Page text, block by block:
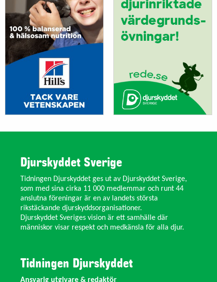
Djurskyddet Sverige
Tidningen Djurskyddet ges ut av Djurskyddet Sverige,
som med sina cirka 11 000 medlemmar och runt 44
anslutna föreningar är en av landets största
rikstäckande djurskyddsorganisationer.
Djurskyddet Sveriges vision är ett samhälle där
människor visar respekt och medkänsla för alla djur.
Tidningen Djurskyddet
Ansvarig utgivare & redaktör